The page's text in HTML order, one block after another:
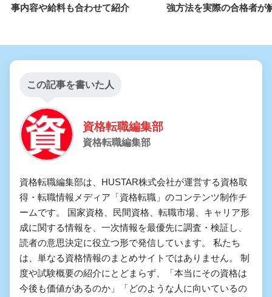
事内容や給料も合わせて紹介
強方法を実際の合格者が
この記事を書いた人
資格転職編集部
資格転職編集部
資格転職編集部は、HUSTAR株式会社が運営する資格取
得・転職情報メディア「資格転職」のコンテンツ制作チ
ームです。 国家資格、民間資格、転職市場、キャリア形
成に関する情報を、一次情報を最優先に調査・検証し、
読者の意思決定に役立つ形で発信しています。 私たち
は、単なる資格情報のまとめサイトではありません。 制
度や試験概要の紹介にとどまらず、「本当にその資格は
今後も価値があるのか」「どのような人に向いているの